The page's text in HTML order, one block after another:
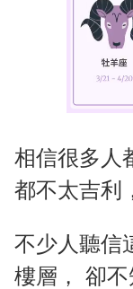
相信很多人
都不太吉利
不少人聽信
樓層， 卻